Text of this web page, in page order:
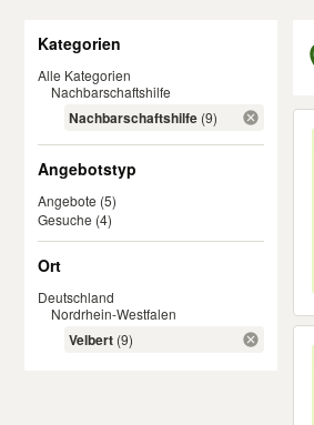
Kategorien
Alle Kategorien
Nachbarschaftshilfe
Nachbarschaftshilfe (9)
Angebotstyp
Angebote (5)
Gesuche (4)
Ort
Deutschland
Nordrhein-Westfalen
Velbert (9)